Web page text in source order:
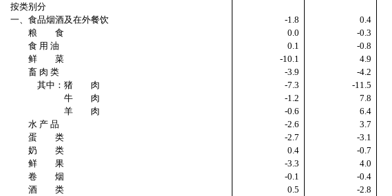
按类别分
一、食品烟酒及在外餐饮
-1.8 0.4
粮 食
0.0 -0.3
食 用 油
0.1 -0.8
鲜 菜
-10.1 4.9
畜 肉 类
-3.9 -4.2
其中：猪 肉
-7.3 -11.5
牛 肉
-1.2 7.8
羊 肉
-0.6 6.4
水 产 品
-2.6 3.7
蛋 类
-2.7 -3.1
奶 类
0.4 -0.7
鲜 果
-3.3 4.0
卷 烟
-0.1 -0.4
酒 类
0.5 -2.8